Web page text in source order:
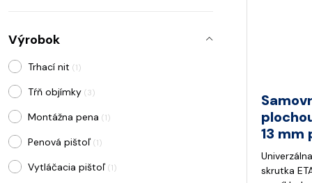
Výrobok
Trhací nit (1)
Tŕň objímky (3)
Montážna pena (1)
Penová pištoľ (1)
Vytláčacia pištoľ (1)
13 mm
skrutka